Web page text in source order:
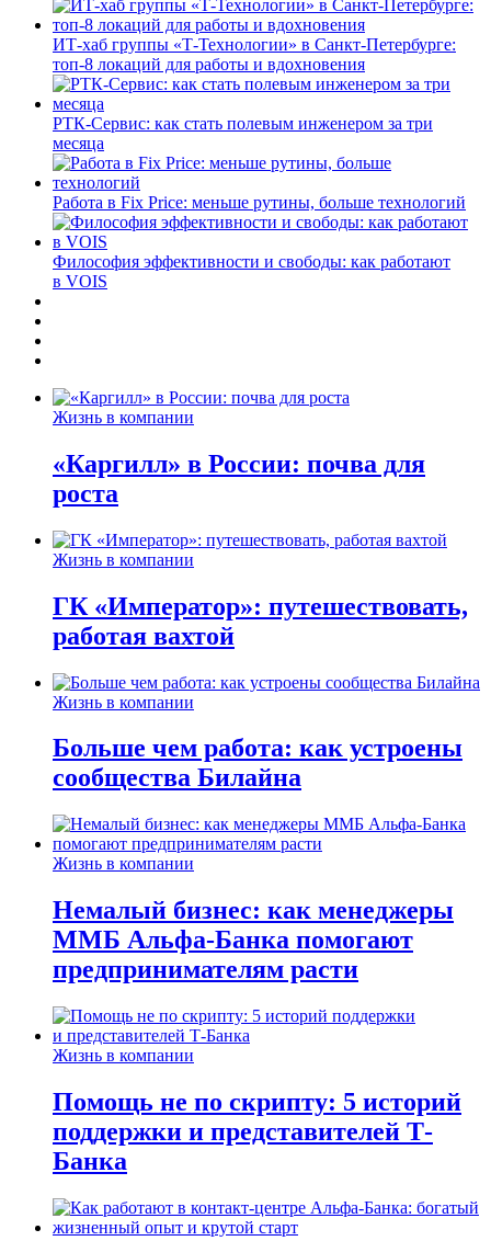
ИТ-хаб группы «Т-Технологии» в Санкт-Петербурге:
топ-8 локаций для работы и вдохновения
РТК-Сервис: как стать полевым инженером за три
месяца
Работа в Fix Price: меньше рутины, больше технологий
Философия эффективности и свободы: как работают
в VOIS
Жизнь в компании
«Каргилл» в России: почва для
роста
Жизнь в компании
ГК «Император»: путешествовать,
работая вахтой
Жизнь в компании
Больше чем работа: как устроены
сообщества Билайна
Жизнь в компании
Немалый бизнес: как менеджеры
ММБ Альфа-Банка помогают
предпринимателям расти
Жизнь в компании
Помощь не по скрипту: 5 историй
поддержки и представителей Т-
Банка